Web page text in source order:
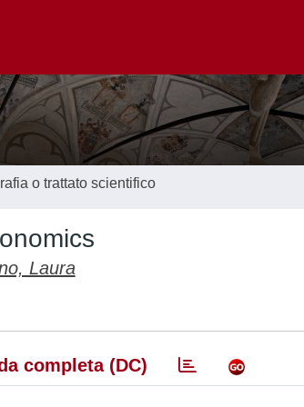
o trattato scientifico
Laura
completa (DC)